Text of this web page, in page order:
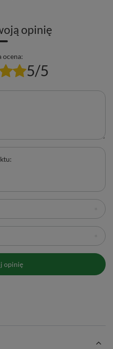
opinię
ocena:
5/5
opinię